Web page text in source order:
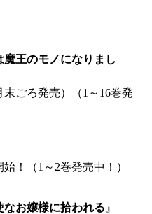
魔王のモノになりまし
ごろ発売）（1～16巻発
！（1～2巻発売中！）
なお嬢様に拾われる 』